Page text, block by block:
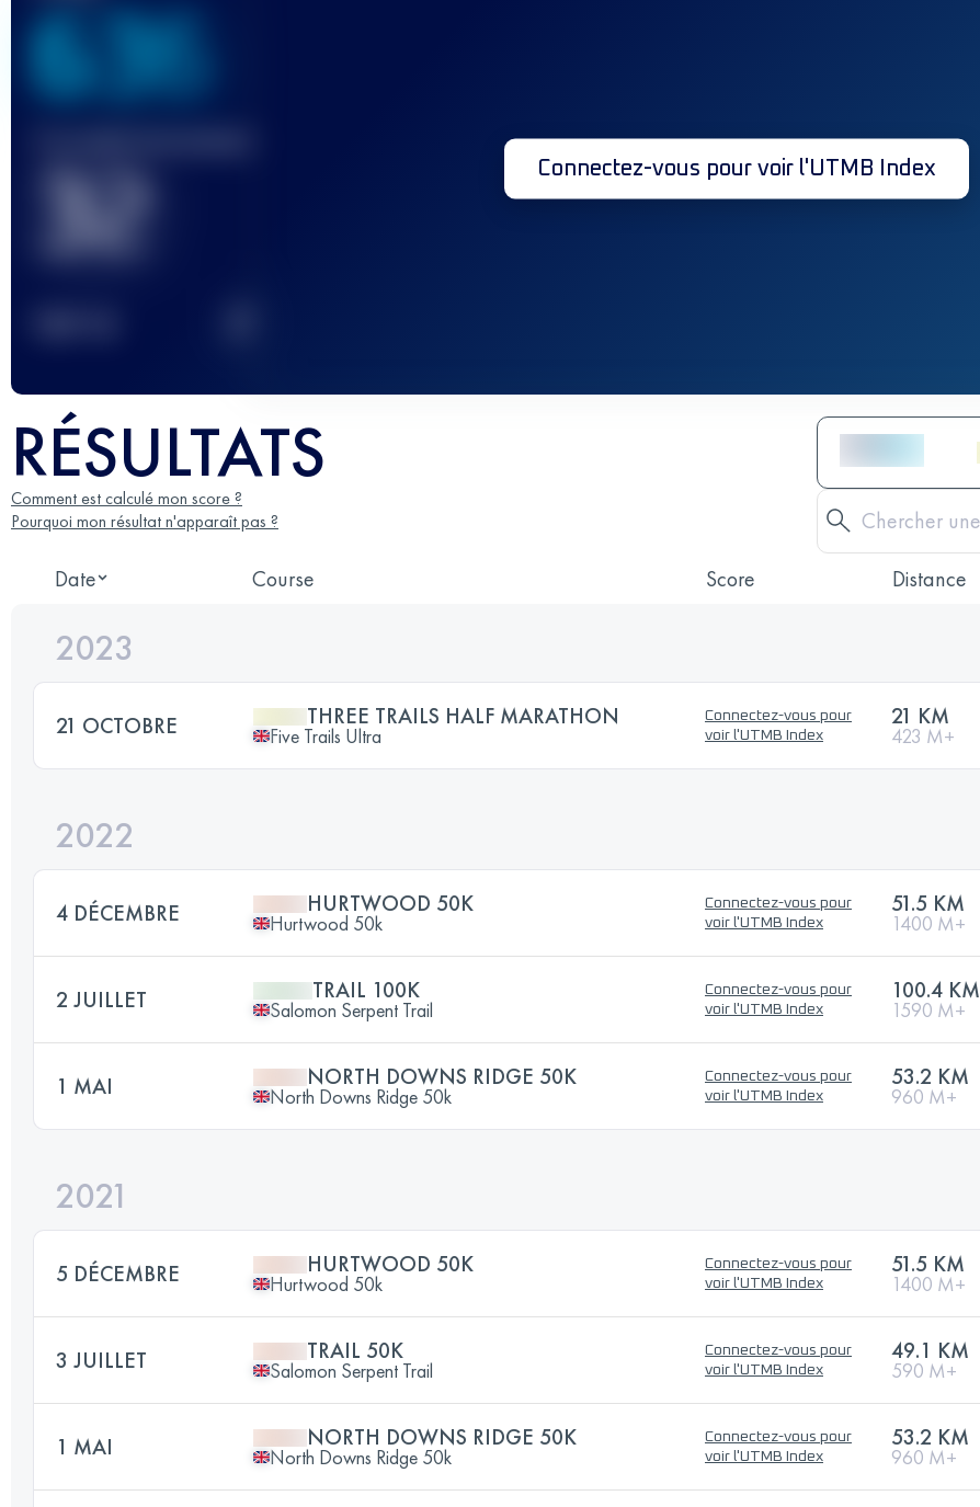
636
32 Connectez-vous pour voir l'UTMB Index
RÉSULTATS
Comment est calculé mon score ?
Pourquoi mon résultat n'apparaît pas ?
Date Course Score Distance
2023
21 OCTOBRE THREE TRAILS HALF MARATHON
Five Trails Ultra
Connectez-vous pour
voir l'UTMB Index
21 KM
423 M+
2022
4 DÉCEMBRE HURTWOOD 50K
Hurtwood 50k
Connectez-vous pour
voir l'UTMB Index
51.5 KM
1400 M+
2 JUILLET TRAIL 100K
Salomon Serpent Trail
Connectez-vous pour
voir l'UTMB Index
100.4 KM
1590 M+
1 MAI NORTH DOWNS RIDGE 50K
North Downs Ridge 50k
Connectez-vous pour
voir l'UTMB Index
53.2 KM
960 M+
2021
5 DÉCEMBRE HURTWOOD 50K
Hurtwood 50k
Connectez-vous pour
voir l'UTMB Index
51.5 KM
1400 M+
3 JUILLET TRAIL 50K
Salomon Serpent Trail
Connectez-vous pour
voir l'UTMB Index
49.1 KM
590 M+
1 MAI NORTH DOWNS RIDGE 50K
North Downs Ridge 50k
Connectez-vous pour
voir l'UTMB Index
53.2 KM
960 M+